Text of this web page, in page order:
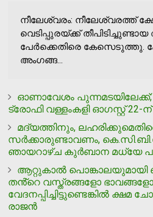
നീലേശ്വരം: നീലേശ്വരത്ത്
വെടിപ്പുരയ്ക്ക്
പേര്‍ക്കെതിരെ കേസെടുത്തു.
അംഗങ്ങ...
ഓണാവേശം
ട്രോഫി വള്ളംകളി ഓഗസ്റ്റ് 22-ന്
മദ്യത്തിനും,
സര്‍ക്കാരുണ്ടാവണം,
ഞായറാഴ്ച കുര്‍ബാന മധ്യേ
ആറ്റുകാൽ പൊങ്കാലയുമായി
തൻ്റെ വസ്ത്രങ്ങളോ
വേദനപ്പിച്ചിട്ടുണ്ടെങ്കിൽ ക്ഷമ
രാജൻ